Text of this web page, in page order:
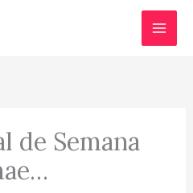
de Semana